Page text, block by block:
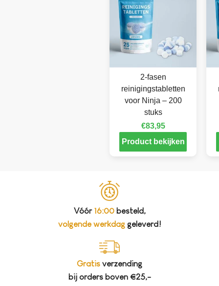
2-fasen
reinigingstabletten
voor Ninja – 200
stuks
€83,95
Product bekijken
Vóór 16:00besteld,
volgende werkdaggeleverd!
Gratis verzending
bij orders boven €25,-